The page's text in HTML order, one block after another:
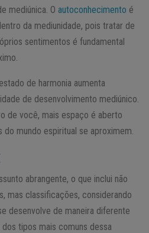
mediúnica. O autoconhecimento é
da mediunidade, pois tratar de
sentimentos é fundamental
de harmonia aumenta
de desenvolvimento mediúnico.
de você, mais espaço é aberto
do mundo espiritual se aproximem.
abrangente, o que inclui não
mas classificações, considerando
desenvolve de maneira diferente
tipos mais comuns dessa